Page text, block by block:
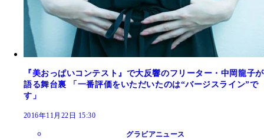
『美おっぱいコンテスト』で大反響のフリーター・中岡龍子が
語る舞台裏 「一番評価をいただいたのは“バージスライン”で
す」
2016年11月22日 15:30
グラビアニュース